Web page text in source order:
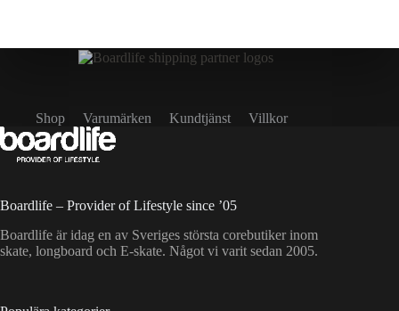
Shop Varumärken Kundtjänst Villkor
Boardlife – Provider of Lifestyle since ’05
Boardlife är idag en av Sveriges största corebutiker inom
skate, longboard och E-skate. Något vi varit sedan 2005.